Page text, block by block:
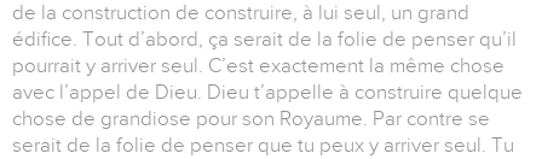
de la construction de construire, à lui seul, un grand
édifice. Tout d’abord, ça serait de la folie de penser qu’il
pourrait y arriver seul. C’est exactement la même chose
avec l’appel de Dieu. Dieu t’appelle à construire quelque
chose de grandiose pour son Royaume. Par contre se
serait de la folie de penser que tu peux y arriver seul. Tu